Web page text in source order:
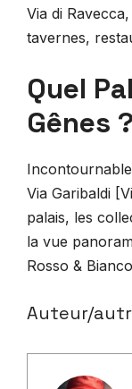
Via di
tavernes,
Quel
Gênes ?
Via Garibaldi
palais, les
la vue
Rosso &
Auteur/